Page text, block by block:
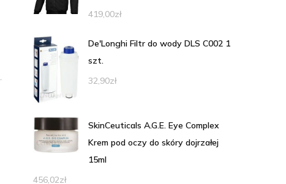
419,00zł
De'Longhi Filtr do wody DLS C002 1
szt.
32,90zł
SkinCeuticals A.G.E. Eye Complex
Krem pod oczy do skóry dojrzałej
15ml
456,02zł